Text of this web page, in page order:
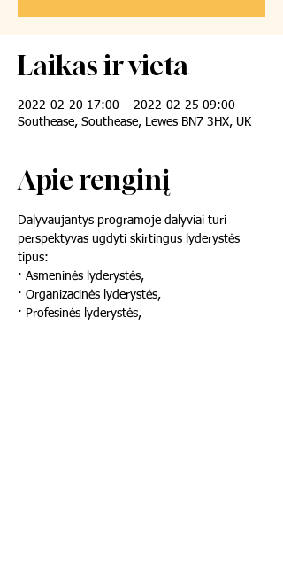
Laikas ir vieta
2022-02-20 17:00 – 2022-02-25 09:00
Southease, Southease, Lewes BN7 3HX, UK
Apie renginį
Dalyvaujantys programoje dalyviai turi
perspektyvas ugdyti skirtingus lyderystės
tipus:
· Asmeninės lyderystės,
· Organizacinės lyderystės,
· Profesinės lyderystės,